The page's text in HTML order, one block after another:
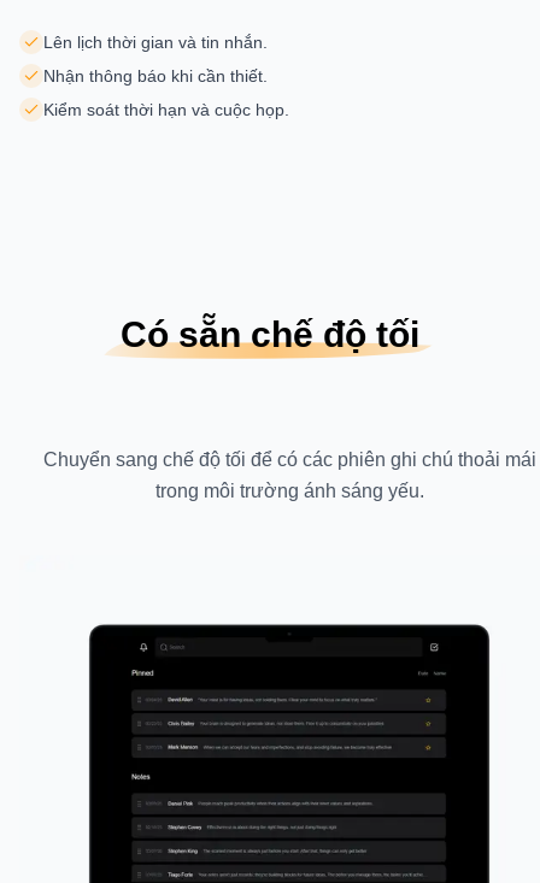
Lên lịch thời gian và tin nhắn.
Nhận thông báo khi cần thiết.
Kiểm soát thời hạn và cuộc họp.
Có sẵn chế độ tối
Chuyển sang chế độ tối để có các phiên ghi chú thoải mái
trong môi trường ánh sáng yếu.